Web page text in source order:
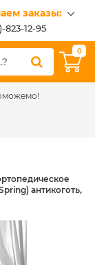
заказы:
823-12-95
608-42-32
618-62-02
0
антикоготь,